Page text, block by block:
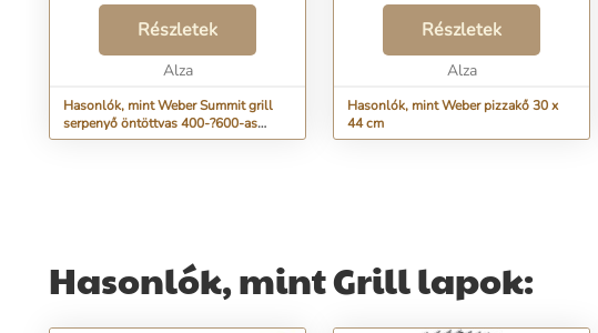
Részletek
Alza
Hasonlók, mint Weber Summit grill
serpenyő öntöttvas 400-?600-as
sorozathoz
Részletek
Alza
Hasonlók, mint Weber pizzakő 30 x
44 cm
Hasonlók, mint Grill lapok: